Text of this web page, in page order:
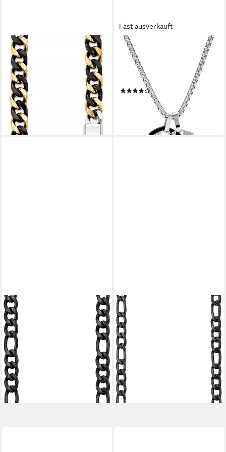
BRUNO BANANI
Edelstahlkette Schmuck
Geschenk breite Kette bicolor
75,44 €
lieferbar - in 2-3 Werktagen bei dir
Fast ausverkauft
FOSSIL
Kette mit Anhänger Schmuck
Geschenk Edelstahl Halskette
VINTAGE CASUAL
(4)
UVP
lieferbar - in 2-3 Werktagen bei dir
BRUNO BANANI
Edelstahlkette Schmuck
Geschenk Halsschmuck
Halskette
23,33 €
-20%
lieferbar - in 2-3 Werktagen bei dir
BRUNO BANANI
Edelstahlkette Schmuck
Geschenk Halsschmuck
Halskette
21,16 €
-38%
lieferbar - in 2-3 Werktagen bei dir